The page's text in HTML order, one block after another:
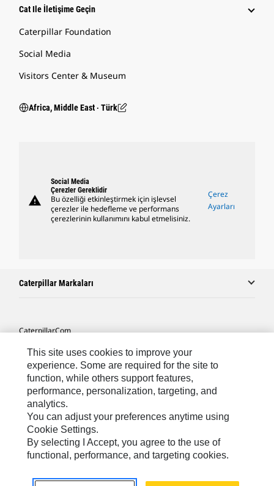
Cat Ile İletişime Geçin
Caterpillar Foundation
Social Media
Visitors Center & Museum
Africa, Middle East ‧ Türk
warning
Social Media
Çerezler Gereklidir
Bu özelliği etkinleştirmek için işlevsel
çerezler ile hedefleme ve performans
çerezlerinin kullanımını kabul etmelisiniz.
Çerez
Ayarları
Caterpillar Markaları
Caterpillar.com
Caterpillar Müşteri Hizmetleri Ve Iletişim
Site Haritası
Cookie Settings
Yasal
Gizlilik
Africa, Middle East ‧ Türk© 2026 Caterpillar. Tüm Hakları Saklıdır.
This site uses cookies to improve your
experience. Some are required for the site to
function, while others support features,
performance, personalization, targeting, and
analytics.
You can adjust your preferences anytime using
Cookie Settings.
By selecting I Accept, you agree to the use of
functional, performance, and targeting cookies.